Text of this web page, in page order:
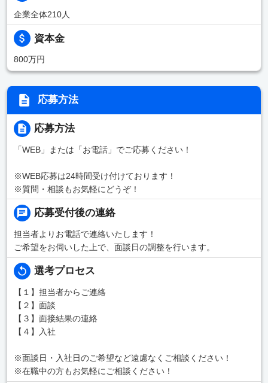
企業全体210人
資本金
800万円
応募方法
応募方法
「WEB」または「お電話」でご応募ください！
※WEB応募は24時間受け付けております！
※質問・相談もお気軽にどうぞ！
応募受付後の連絡
担当者よりお電話で連絡いたします！
ご希望をお伺いした上で、面談日の調整を行います。
選考プロセス
【１】担当者からご連絡
【２】面談
【３】面接結果の連絡
【４】入社
※面談日・入社日のご希望など遠慮なくご相談ください！
※在職中の方もお気軽にご相談ください！